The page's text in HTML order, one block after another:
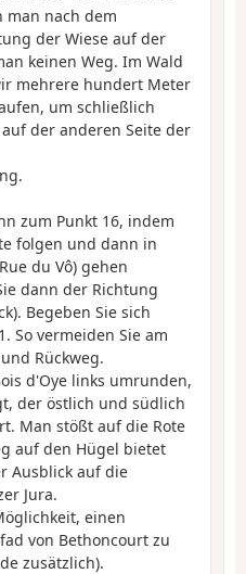
man nach dem
der Wiese auf der
keinen Weg. Im Wald
mehrere hundert Meter
um schließlich
der anderen Seite der
zum Punkt 16, indem
folgen und dann in
du Vô) gehen
dann der Richtung
Begeben Sie sich
So vermeiden Sie am
Rückweg.
d'Oye links umrunden,
der östlich und südlich
Man stößt auf die Rote
auf den Hügel bietet
Ausblick auf die
Jura.
einen
von Bethoncourt zu
zusätzlich).